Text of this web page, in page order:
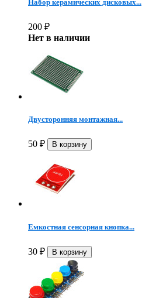
Набор керамических дисковых...
200 ₽
Нет в наличии
Двусторонняя монтажная...
50 ₽
Емкостная сенсорная кнопка...
30 ₽